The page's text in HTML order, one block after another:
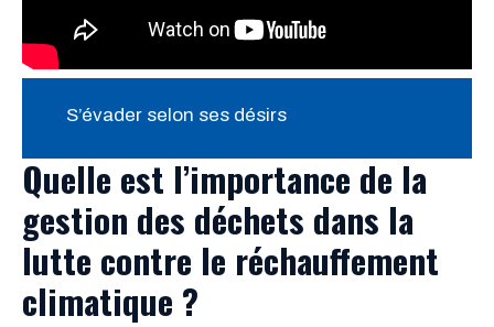
S’évader selon ses désirs
Quelle est l’importance de la
gestion des déchets dans la
lutte contre le réchauffement
climatique ?